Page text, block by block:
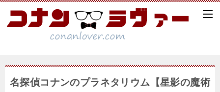
名探偵コナンのプラネタリウム【星影の魔術